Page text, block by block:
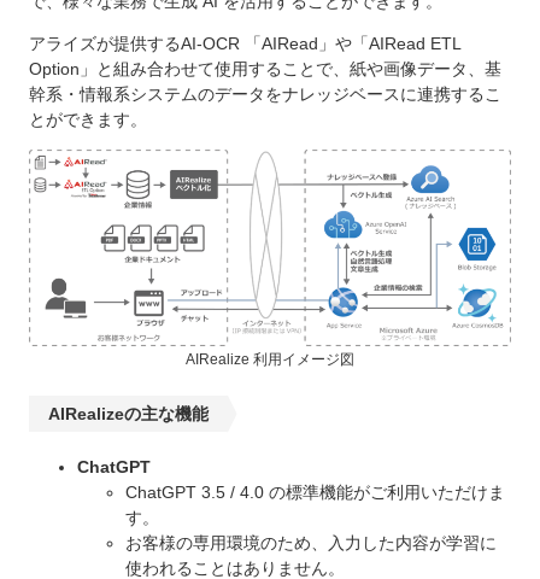
アライズが提供するAI-OCR 「AIRead」や「AIRead ETL
Option」と組み合わせて使用することで、紙や画像データ、基
幹系・情報系システムのデータをナレッジベースに連携するこ
とができます。
AIRealize 利用イメージ図
AIRealizeの主な機能
ChatGPT
ChatGPT 3.5 / 4.0 の標準機能がご利用いただけま
す。
お客様の専用環境のため、入力した内容が学習に
使われることはありません。